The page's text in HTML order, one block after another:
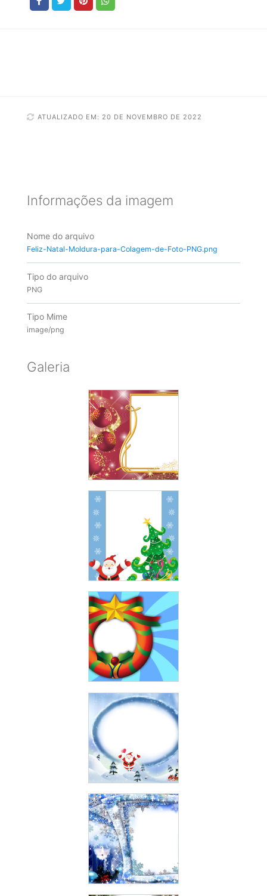
ATUALIZADO EM: 20 DE NOVEMBRO DE 2022
Informações da imagem
Nome do arquivo
Feliz-Natal-Moldura-para-Colagem-de-Foto-PNG.png
Tipo do arquivo
PNG
Tipo Mime
image/png
Galeria